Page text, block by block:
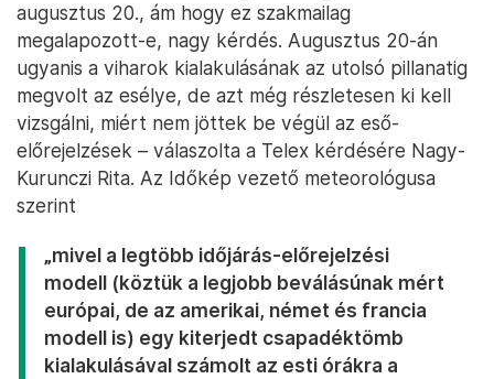
augusztus 20., ám hogy ez szakmailag
megalapozott-e, nagy kérdés. Augusztus 20-án
ugyanis a viharok kialakulásának az utolsó pillanatig
megvolt az esélye, de azt még részletesen ki kell
vizsgálni, miért nem jöttek be végül az eső-
előrejelzések – válaszolta a Telex kérdésére Nagy-
Kurunczi Rita. Az Időkép vezető meteorológusa
szerint
„mivel a legtöbb időjárás-előrejelzési
modell (köztük a legjobb beválásúnak mért
európai, de az amerikai, német és francia
modell is) egy kiterjedt csapadéktömb
kialakulásával számolt az esti órákra a